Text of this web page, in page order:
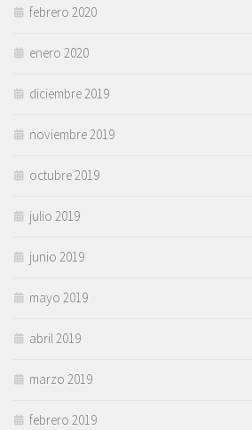
febrero 2020
enero 2020
diciembre 2019
noviembre 2019
octubre 2019
julio 2019
junio 2019
mayo 2019
abril 2019
marzo 2019
febrero 2019